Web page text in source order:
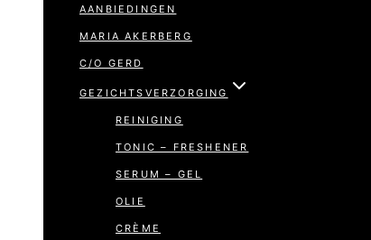
AANBIEDINGEN
MARIA AKERBERG
C/O GERD
GEZICHTSVERZORGING
REINIGING
TONIC – FRESHENER
SERUM – GEL
OLIE
CRÈME